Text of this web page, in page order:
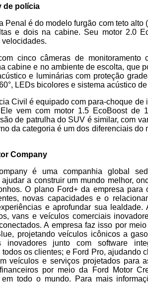
de polícia
Penal é do modelo furgão com teto
e dois na cabine. Seu motor 2.0
cinco câmeras de monitoramento
cabine e no ambiente de escolta, que
e luminárias com proteção
LEDs bicolores e sistema acústico
Civil é equipado com para-choque
vem com motor 1.5 EcoBoost de
de patrulha do SUV é similar, com
da categoria é um dos diferenciais
Company
é uma companhia global
a construir um mundo melhor,
O plano Ford+ da empresa
novas capacidades e o
e aprofundar sua lealdade.
vans e veículos comerciais
A empresa faz isso por
projetando veículos icônicos a
inovadores junto com software
os clientes; e Ford Pro, ajudando
veículos e serviços projetados para
por meio da Ford Motor
em todo o mundo. Para mais